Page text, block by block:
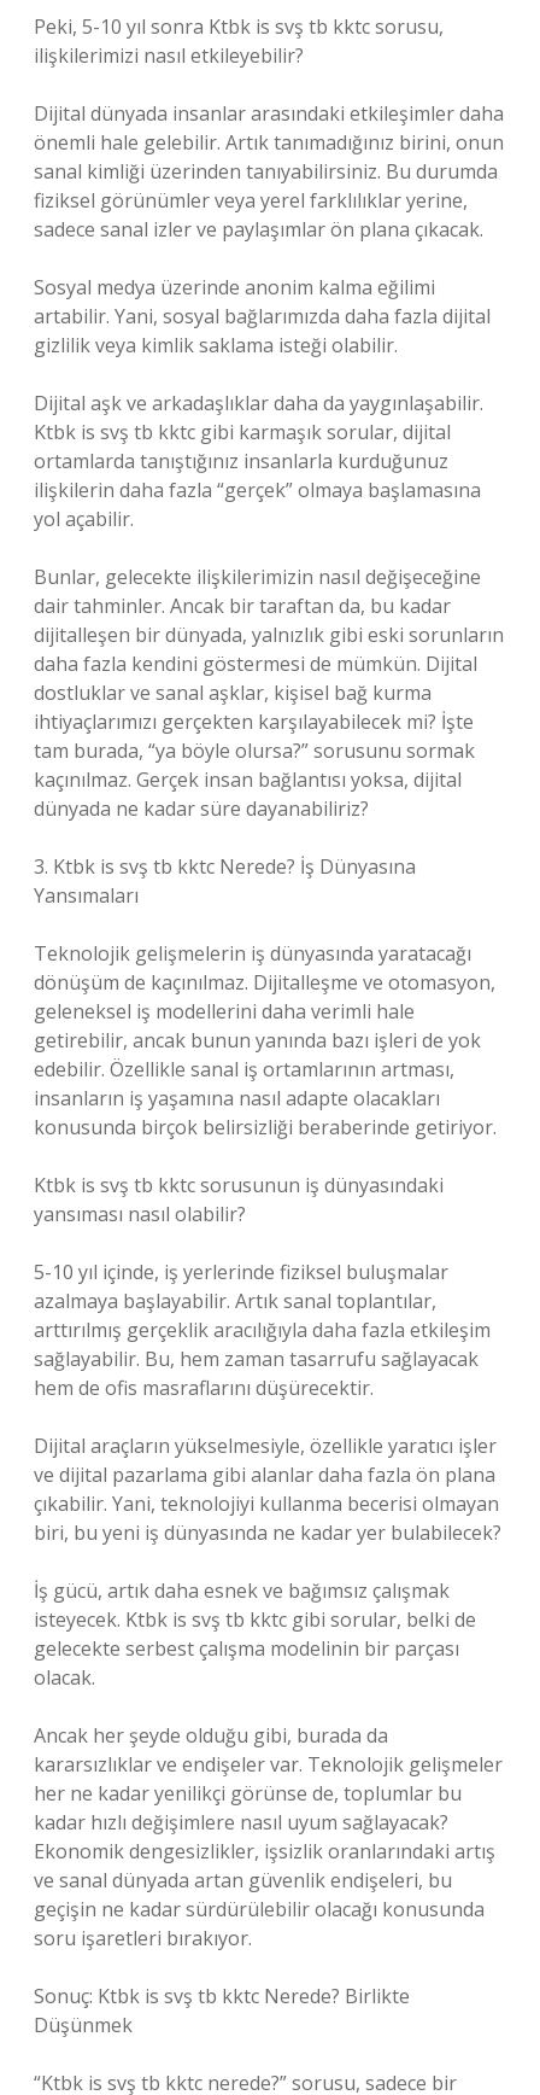
Peki, 5-10 yıl sonra Ktbk is svş tb kktc sorusu,
ilişkilerimizi nasıl etkileyebilir?
Dijital dünyada insanlar arasındaki etkileşimler daha
önemli hale gelebilir. Artık tanımadığınız birini, onun
sanal kimliği üzerinden tanıyabilirsiniz. Bu durumda
fiziksel görünümler veya yerel farklılıklar yerine,
sadece sanal izler ve paylaşımlar ön plana çıkacak.
Sosyal medya üzerinde anonim kalma eğilimi
artabilir. Yani, sosyal bağlarımızda daha fazla dijital
gizlilik veya kimlik saklama isteği olabilir.
Dijital aşk ve arkadaşlıklar daha da yaygınlaşabilir.
Ktbk is svş tb kktc gibi karmaşık sorular, dijital
ortamlarda tanıştığınız insanlarla kurduğunuz
ilişkilerin daha fazla “gerçek” olmaya başlamasına
yol açabilir.
Bunlar, gelecekte ilişkilerimizin nasıl değişeceğine
dair tahminler. Ancak bir taraftan da, bu kadar
dijitalleşen bir dünyada, yalnızlık gibi eski sorunların
daha fazla kendini göstermesi de mümkün. Dijital
dostluklar ve sanal aşklar, kişisel bağ kurma
ihtiyaçlarımızı gerçekten karşılayabilecek mi? İşte
tam burada, “ya böyle olursa?” sorusunu sormak
kaçınılmaz. Gerçek insan bağlantısı yoksa, dijital
dünyada ne kadar süre dayanabiliriz?
3. Ktbk is svş tb kktc Nerede? İş Dünyasına
Yansımaları
Teknolojik gelişmelerin iş dünyasında yaratacağı
dönüşüm de kaçınılmaz. Dijitalleşme ve otomasyon,
geleneksel iş modellerini daha verimli hale
getirebilir, ancak bunun yanında bazı işleri de yok
edebilir. Özellikle sanal iş ortamlarının artması,
insanların iş yaşamına nasıl adapte olacakları
konusunda birçok belirsizliği beraberinde getiriyor.
Ktbk is svş tb kktc sorusunun iş dünyasındaki
yansıması nasıl olabilir?
5-10 yıl içinde, iş yerlerinde fiziksel buluşmalar
azalmaya başlayabilir. Artık sanal toplantılar,
arttırılmış gerçeklik aracılığıyla daha fazla etkileşim
sağlayabilir. Bu, hem zaman tasarrufu sağlayacak
hem de ofis masraflarını düşürecektir.
Dijital araçların yükselmesiyle, özellikle yaratıcı işler
ve dijital pazarlama gibi alanlar daha fazla ön plana
çıkabilir. Yani, teknolojiyi kullanma becerisi olmayan
biri, bu yeni iş dünyasında ne kadar yer bulabilecek?
İş gücü, artık daha esnek ve bağımsız çalışmak
isteyecek. Ktbk is svş tb kktc gibi sorular, belki de
gelecekte serbest çalışma modelinin bir parçası
olacak.
Ancak her şeyde olduğu gibi, burada da
kararsızlıklar ve endişeler var. Teknolojik gelişmeler
her ne kadar yenilikçi görünse de, toplumlar bu
kadar hızlı değişimlere nasıl uyum sağlayacak?
Ekonomik dengesizlikler, işsizlik oranlarındaki artış
ve sanal dünyada artan güvenlik endişeleri, bu
geçişin ne kadar sürdürülebilir olacağı konusunda
soru işaretleri bırakıyor.
Sonuç: Ktbk is svş tb kktc Nerede? Birlikte
Düşünmek
“Ktbk is svş tb kktc nerede?” sorusu, sadece bir